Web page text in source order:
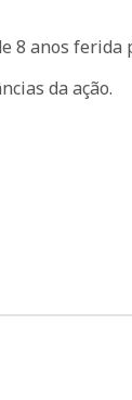
8 anos ferida
da ação.